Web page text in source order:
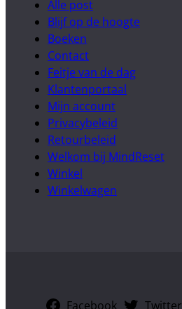
Alle post
Blijf op de hoogte
Boeken
Contact
Feitje van de dag
Klantenportaal
Mijn account
Privacybeleid
Retourbeleid
Welkom bij MindReset
Winkel
Winkelwagen
Facebook Twitter